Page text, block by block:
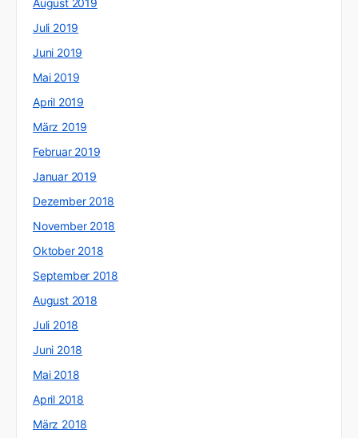
Juli 2019
Juni 2019
Mai 2019
April 2019
März 2019
Februar 2019
Januar 2019
Dezember 2018
November 2018
Oktober 2018
September 2018
August 2018
Juli 2018
Juni 2018
Mai 2018
April 2018
März 2018